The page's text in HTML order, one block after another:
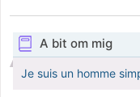
A bit om mig
Je suis un homme